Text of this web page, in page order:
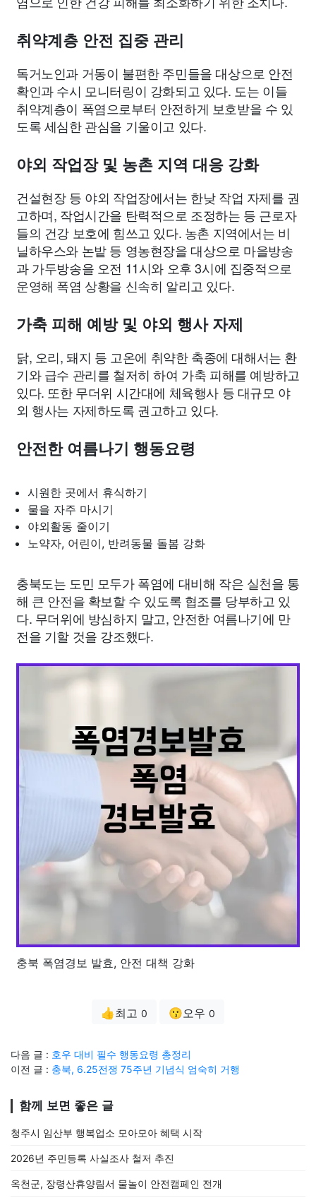
취약계층 안전 집중 관리
독거노인과 거동이 불편한 주민들을 대상으로 안전
확인과 수시 모니터링이 강화되고 있다. 도는 이들
취약계층이 폭염으로부터 안전하게 보호받을 수 있
도록 세심한 관심을 기울이고 있다.
야외 작업장 및 농촌 지역 대응 강화
건설현장 등 야외 작업장에서는 한낮 작업 자제를 권
고하며, 작업시간을 탄력적으로 조정하는 등 근로자
들의 건강 보호에 힘쓰고 있다. 농촌 지역에서는 비
닐하우스와 논밭 등 영농현장을 대상으로 마을방송
과 가두방송을 오전 11시와 오후 3시에 집중적으로
운영해 폭염 상황을 신속히 알리고 있다.
가축 피해 예방 및 야외 행사 자제
닭, 오리, 돼지 등 고온에 취약한 축종에 대해서는 환
기와 급수 관리를 철저히 하여 가축 피해를 예방하고
있다. 또한 무더위 시간대에 체육행사 등 대규모 야
외 행사는 자제하도록 권고하고 있다.
안전한 여름나기 행동요령
시원한 곳에서 휴식하기
물을 자주 마시기
야외활동 줄이기
노약자, 어린이, 반려동물 돌봄 강화
충북도는 도민 모두가 폭염에 대비해 작은 실천을 통
해 큰 안전을 확보할 수 있도록 협조를 당부하고 있
다. 무더위에 방심하지 말고, 안전한 여름나기에 만
전을 기할 것을 강조했다.
충북 폭염경보 발효, 안전 대책 강화
👍최고 0 😗오우 0
다음 글 : 호우 대비 필수 행동요령 총정리
이전 글 : 충북, 6.25전쟁 75주년 기념식 엄숙히 거행
함께 보면 좋은 글
청주시 임산부 행복업소 모아모아 혜택 시작
2026년 주민등록 사실조사 철저 추진
옥천군, 장령산휴양림서 물놀이 안전캠페인 전개